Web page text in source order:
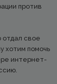
против
отдал свое
хотим помочь
интернет-